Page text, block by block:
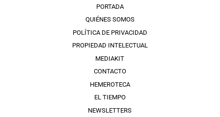
PORTADA
QUIÉNES SOMOS
POLÍTICA DE PRIVACIDAD
PROPIEDAD INTELECTUAL
MEDIAKIT
CONTACTO
HEMEROTECA
EL TIEMPO
NEWSLETTERS